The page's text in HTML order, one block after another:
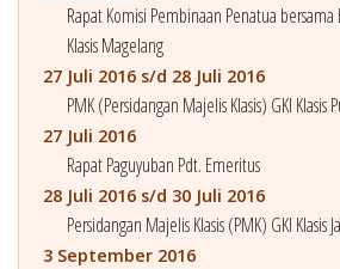
Rapat Komisi Pembinaan Penatua bersama
Klasis Magelang
27 Juli 2016 s/d 28 Juli 2016
PMK (Persidangan Majelis Klasis) GKI Klasis
27 Juli 2016
Rapat Paguyuban Pdt. Emeritus
28 Juli 2016 s/d 30 Juli 2016
Persidangan Majelis Klasis (PMK) GKI Klasis
3 September 2016